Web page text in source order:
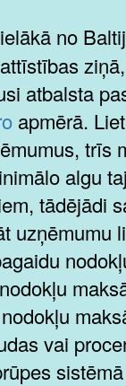
atbalsta
apmērā.
trīs
algu
tādējādi
uzņēmumu
vai